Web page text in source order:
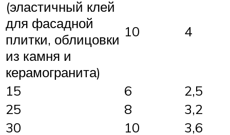
(эластичный клей
для фасадной
плитки, облицовки
из камня и
керамогранита)
10 4
15 6
2,5
25
8
3,2
30
10
3,6